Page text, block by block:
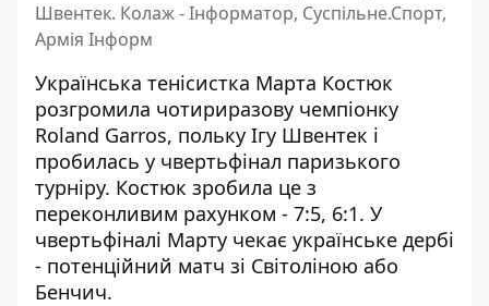
Швентек. Колаж - Інформатор, Суспільне.Спорт,
Армія Інформ
Українська тенісистка Марта Костюк
розгромила чотириразову чемпіонку
Roland Garros, польку Ігу Швентек і
пробилась у чвертьфінал паризького
турніру. Костюк зробила це з
переконливим рахунком - 7:5, 6:1. У
чвертьфіналі Марту чекає українське дербі
- потенційний матч зі Світоліною або
Бенчич.